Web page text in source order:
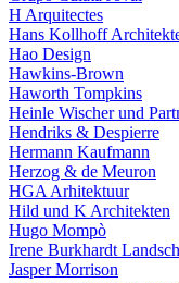
H Arquitectes
Hans Kollhoff
Hao Design
Hawkins-Brown
Haworth Tompkins
Heinle Wischer und
Hendriks & Despierre
Hermann Kaufmann
Herzog & de Meuron
HGA Arhitektuur
Hild und K Architekten
Hugo Mompò
Irene Burkhardt
Jasper Morrison